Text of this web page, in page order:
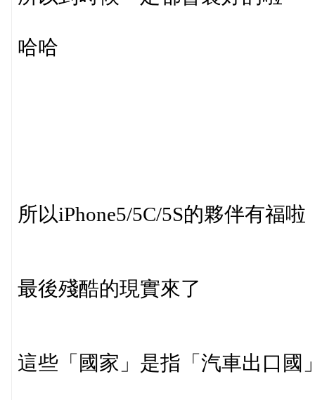
哈哈
所以iPhone5/5C/5S的夥伴有福啦
最後殘酷的現實來了
這些「國家」是指「汽車出口國